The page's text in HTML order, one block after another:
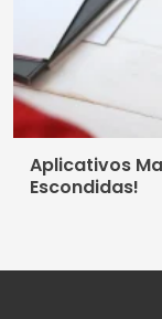
Aplicativos
Escondidas!